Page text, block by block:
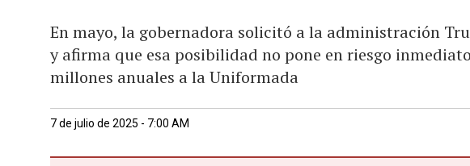
En mayo, la gobernadora solicitó a la administración
y afirma que esa posibilidad no pone en riesgo
millones anuales a la Uniformada
7 de julio de 2025 - 7:00 AM